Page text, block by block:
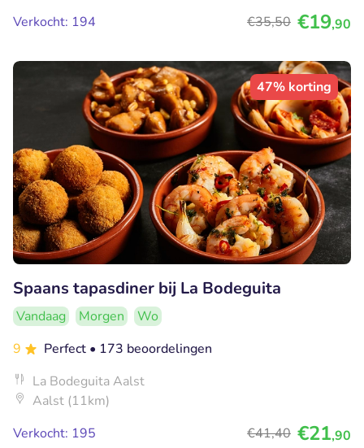
Verkocht: 194
€35,50 €19,90
47% korting
Spaans tapasdiner bij La Bodeguita
Vandaag Morgen
Wo
9
Perfect • 173 beoordelingen
La Bodeguita Aalst
Aalst (11km)
Verkocht: 195
€41,40 €21,90